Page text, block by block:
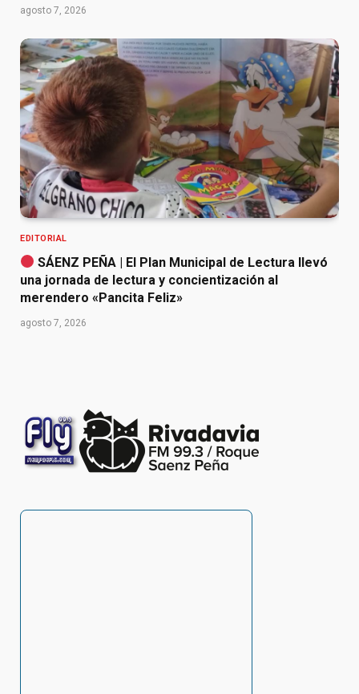
agosto 7, 2026
EDITORIAL
SÁENZ PEÑA | El Plan Municipal de Lectura llevó
una jornada de lectura y concientización al
merendero «Pancita Feliz»
agosto 7, 2026